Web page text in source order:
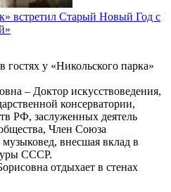
встретил Старый Новый Год с
гостях у «Никольского парка»
– Доктор искусствоведения,
консерватории,
РФ, заслуженных деятель
Член Союза
внесшая вклад в
СССР.
отдыхает в стенах